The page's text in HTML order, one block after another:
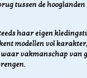
tussen de
haar eigen
modellen vol
vakmanschap van